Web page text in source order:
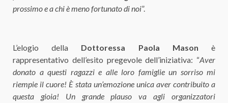
prossimo e a chi è meno fortunato di noi”.
L’elogio della Dottoressa Paola Mason è
rappresentativo dell’esito pregevole dell’iniziativa: “Aver
donato a questi ragazzi e alle loro famiglie un sorriso mi
riempie il cuore! È stata un’emozione unica aver contribuito a
questa gioia! Un grande plauso va agli organizzatori